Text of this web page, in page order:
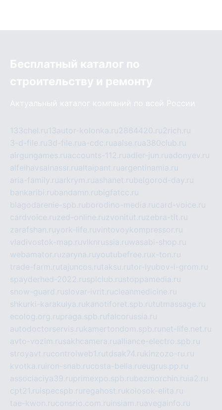
Бесплатный каталог по
строительству и ремонту
Актуальный каталог компаний по всей России
133chel.ru13autor-kolonka.ru2864420.ru2rich.ru
3-d-file.ru3d-file.rua-cdc.ruaalse.rua380club.ru
airgungames.ruaccounts-112.ruadler-jun.ruadonyev.ru
alfeihavsalnassr.rualtaipant.ruargentinamia.ru
aria-family.ruarkrym.ruashanet.rubelgorod-day.ru
bankaribi.rubandamn.rubigfatcc.ru
blagodarenie-spb.ruborodino-media.rucard-voice.ru
cardvoice.ruzed-online.ruzvonitut.ruzebra-tlt.ru
zarafshan.ruyork-life.ruvintovoykompressor.ru
vladivostok-map.ruvlknrussia.ruwasabi-shop.ru
webamator.ruzaryna.ruyoutubefree.rux-ton.ru
trade-farm.rutajuncos.rutaksu.rutor-lyubov-i-grom.ru
spayderhed-2022.rusplclub.rustoppamedia.ru
snow-guard.ruslovar-ivrit.rucleanmedicine.ru
shkurki-karakulya.rukanotiforet.spb.rututmassage.ru
ecolog.org.rupraga.spb.rufalcorussia.ru
autodoctorservis.rukamertondom.spb.ru net-life.net.ru
avto-vozim.rusakhcamera.rualliance-electro.spb.ru
stroyavt.rucontrolweb1.rutdsak74.rukinzozo-ru.ru
kvotka.ru iron-snab.rucosta-bella.rueugrus.pp.ru
associaciya39.ruprimexpo.spb.rubezmorchin.ru ia2.ru
cpt21.ru ispecspb.ru regahost.rukolosok-elita.ru
tae-kwon.ruconsrio.com.ru insiam.ruavegainfo.ru